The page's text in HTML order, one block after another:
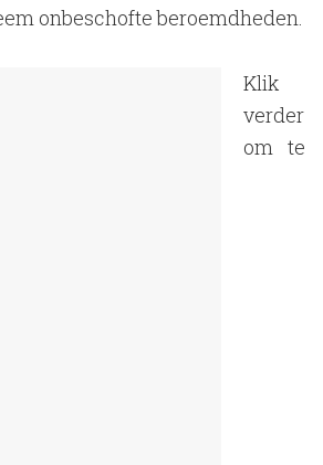
onbeschofte beroemdheden.
Klik
verder
om te